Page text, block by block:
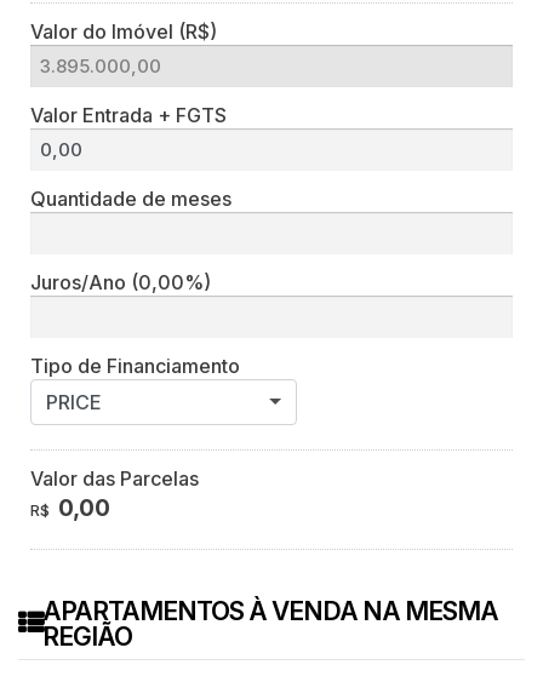
Valor do Imóvel (R$)
Valor Entrada + FGTS
Quantidade de meses
Juros/Ano (0,00%)
Tipo de Financiamento
PRICE
Valor das Parcelas
R$ 0,00
APARTAMENTOS À VENDA NA MESMA
REGIÃO